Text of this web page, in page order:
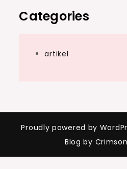
Categories
artikel
Proudly powered by
Blog by